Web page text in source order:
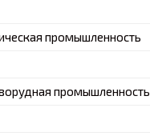
промышленность
промышленность